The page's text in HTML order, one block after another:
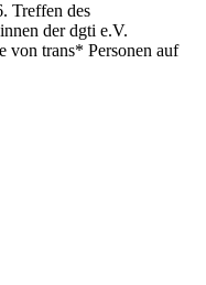
Treffen des
der dgti e.V.
von trans* Personen auf